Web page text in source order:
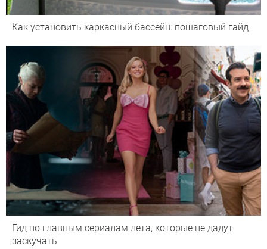
Как установить каркасный бассейн: пошаговый гайд
Гид по главным сериалам лета, которые не дадут
заскучать